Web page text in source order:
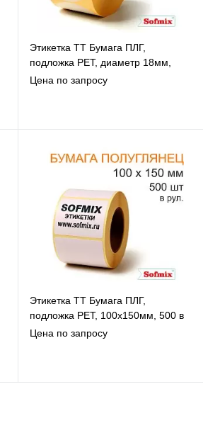
Этикетка ТТ Бумага ПЛГ,
подложка РЕТ, диаметр 18мм,
2000 в рул, вт40, 13115
Цена по запросу
В избранное
К сравнению
Под заказ
Этикетка ТТ Бумага ПЛГ,
подложка РЕТ, 100х150мм, 500 в
рул, вт40, 13115
Цена по запросу